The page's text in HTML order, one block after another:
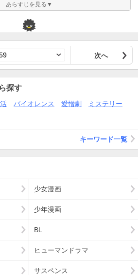
あらすじを見る▼
次へ
探す
バイオレンス 愛憎劇
ミステリー
キーワード一覧
少女漫画
少年漫画
BL
ヒューマンドラマ
サスペンス